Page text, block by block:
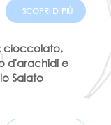
SCOPRI DI PIÙ
cioccolato,
d'arachidi e
Salato